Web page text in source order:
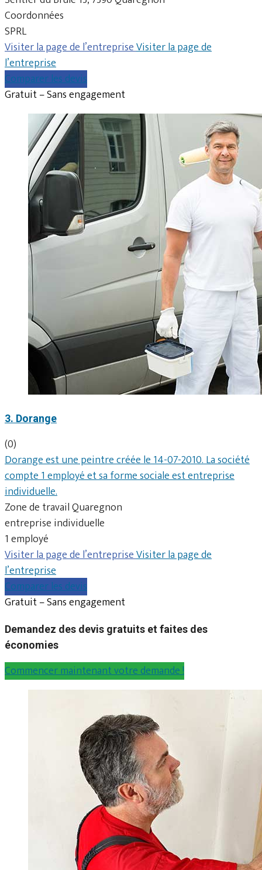
Coordonnées
SPRL
Visiter la page de l’entrepriseVisiter la page de
l’entreprise
Comparer les devis
Gratuit – Sans engagement
3. Dorange
(0)
Dorange est une peintre créée le 14-07-2010. La société
compte 1 employé et sa forme sociale est entreprise
individuelle.
Zone de travail Quaregnon
entreprise individuelle
1 employé
Visiter la page de l’entrepriseVisiter la page de
l’entreprise
Comparer les devis
Gratuit – Sans engagement
Demandez des devis gratuits et faites des
économies
Commencer maintenant votre demande !